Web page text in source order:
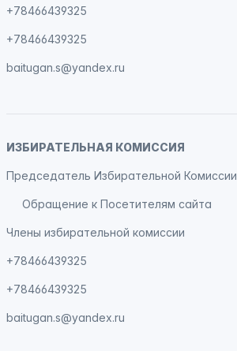
+78466439325
+78466439325
baitugan.s@yandex.ru
ИЗБИРАТЕЛЬНАЯ КОМИССИЯ
Председатель Избирательной Комиссии
Обращение к Посетителям сайта
Члены избирательной комиссии
+78466439325
+78466439325
baitugan.s@yandex.ru